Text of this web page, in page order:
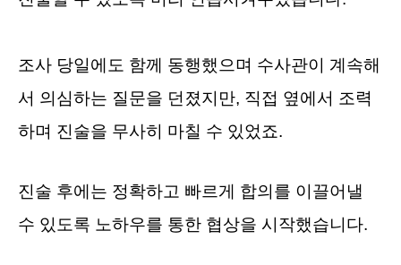
조사 당일에도 함께 동행했으며 수사관이 계속해
서 의심하는 질문을 던졌지만, 직접 옆에서 조력
하며 진술을 무사히 마칠 수 있었죠.
진술 후에는 정확하고 빠르게 합의를 이끌어낼
수 있도록 노하우를 통한 협상을 시작했습니다.